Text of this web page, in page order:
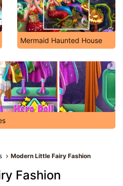
Mermaid Haunted House
Modern Little Fairy Fashion
Fashion